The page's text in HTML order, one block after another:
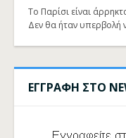
Το Παρίσι είναι
Δεν θα ήταν υπερβολή
ΕΓΓΡΑΦΗ ΣΤΟ